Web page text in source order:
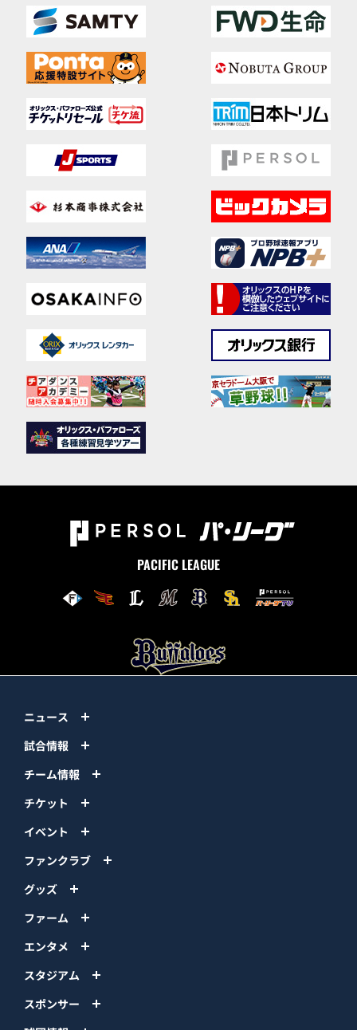
PACIFIC LEAGUE
ニュース
試合情報
チーム情報
チケット
イベント
ファンクラブ
グッズ
ファーム
エンタメ
スタジアム
スポンサー